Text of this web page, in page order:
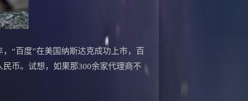
“百度”在美国纳斯达克成功上市，百
币。试想，如果那300余家代理商不